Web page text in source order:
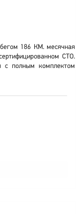
186 КМ. месячная
СТО.
с полным комплектом